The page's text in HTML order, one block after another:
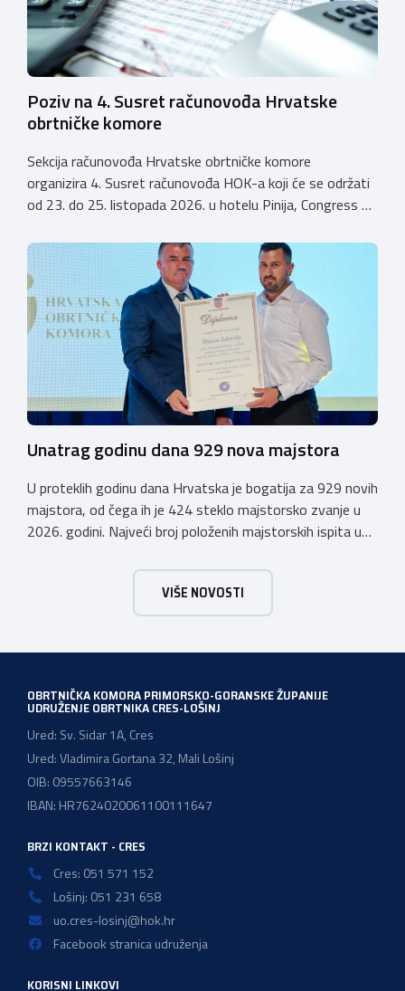
Poziv na 4. Susret računovođa Hrvatske
obrtničke komore
Sekcija računovođa Hrvatske obrtničke komore
organizira 4. Susret računovođa HOK-a koji će se održati
od 23. do 25. listopada 2026. u hotelu Pinija, Congress &
otvoren u petak, 23. listopada 2026. u
poslijepodnevnim, uz uvodno predavanje i pozdrav
domaćina. Tijekom subote, 24. listopada, održavat će se
predavanja, interaktivne radionice te okrugli stolovi na
aktualne teme. […]
Unatrag godinu dana 929 nova majstora
U proteklih godinu dana Hrvatska je bogatija za 929 novih
majstora, od čega ih je 424 steklo majstorsko zvanje u
2026. godini. Najveći broj položenih majstorskih ispita u
majstor elektroinstalater, majstor frizer, majstor
vodoinstalatera, instalatera grijanja i klimatizacije te
majstora automehaničara. Najveći broj navedenih
VIŠE NOVOSTI
OBRTNIČKA KOMORA PRIMORSKO-GORANSKE ŽUPANIJE
UDRUŽENJE OBRTNIKA CRES-LOŠINJ
Ured: Sv. Sidar 1A, Cres
Ured: Vladimira Gortana 32, Mali Lošinj
OIB: 09557663146
IBAN: HR7624020061100111647
BRZI KONTAKT - CRES
Cres: 051 571 152
Lošinj: 051 231 658
uo.cres-losinj@hok.hr
Facebook stranica udruženja
KORISNI LINKOVI